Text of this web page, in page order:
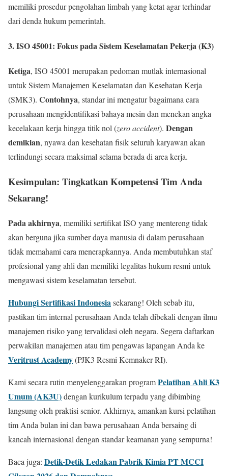
memiliki prosedur pengolahan limbah yang ketat agar terhindar
dari denda hukum pemerintah.
3. ISO 45001: Fokus pada Sistem Keselamatan Pekerja (K3)
Ketiga, ISO 45001 merupakan pedoman mutlak internasional
untuk Sistem Manajemen Keselamatan dan Kesehatan Kerja
(SMK3). Contohnya, standar ini mengatur bagaimana cara
perusahaan mengidentifikasi bahaya mesin dan menekan angka
kecelakaan kerja hingga titik nol (zero accident). Dengan
demikian, nyawa dan kesehatan fisik seluruh karyawan akan
terlindungi secara maksimal selama berada di area kerja.
Kesimpulan: Tingkatkan Kompetensi Tim Anda
Sekarang!
Pada akhirnya, memiliki sertifikat ISO yang mentereng tidak
akan berguna jika sumber daya manusia di dalam perusahaan
tidak memahami cara menerapkannya. Anda membutuhkan staf
profesional yang ahli dan memiliki legalitas hukum resmi untuk
mengawasi sistem keselamatan tersebut.
Hubungi Sertifikasi Indonesiasekarang! Oleh sebab itu,
pastikan tim internal perusahaan Anda telah dibekali dengan ilmu
manajemen risiko yang tervalidasi oleh negara. Segera daftarkan
perwakilan manajemen atau tim pengawas lapangan Anda ke
Veritrust Academy(PJK3 Resmi Kemnaker RI).
Kami secara rutin menyelenggarakan programPelatihan Ahli K3
Umum (AK3U)dengan kurikulum terpadu yang dibimbing
langsung oleh praktisi senior. Akhirnya, amankan kursi pelatihan
tim Anda bulan ini dan bawa perusahaan Anda bersaing di
kancah internasional dengan standar keamanan yang sempurna!
Baca juga: Detik-Detik Ledakan Pabrik Kimia PT MCCI